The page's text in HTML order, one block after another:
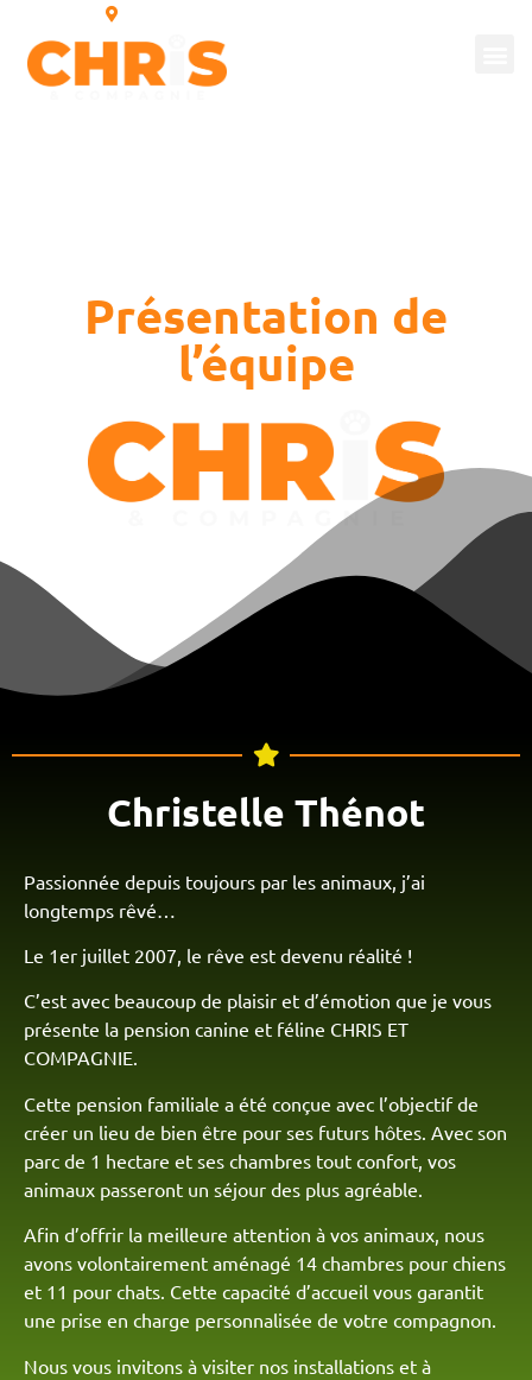
Présentation de
l’équipe
Christelle Thénot
Passionnée depuis toujours par les animaux, j’ai
longtemps rêvé…
Le 1er juillet 2007, le rêve est devenu réalité !
C’est avec beaucoup de plaisir et d’émotion que je vous
présente la pension canine et féline CHRIS ET
COMPAGNIE.
Cette pension familiale a été conçue avec l’objectif de
créer un lieu de bien être pour ses futurs hôtes. Avec son
parc de 1 hectare et ses chambres tout confort, vos
animaux passeront un séjour des plus agréable.
Afin d’offrir la meilleure attention à vos animaux, nous
avons volontairement aménagé 14 chambres pour chiens
et 11 pour chats. Cette capacité d’accueil vous garantit
une prise en charge personnalisée de votre compagnon.
Nous vous invitons à visiter nos installations et à